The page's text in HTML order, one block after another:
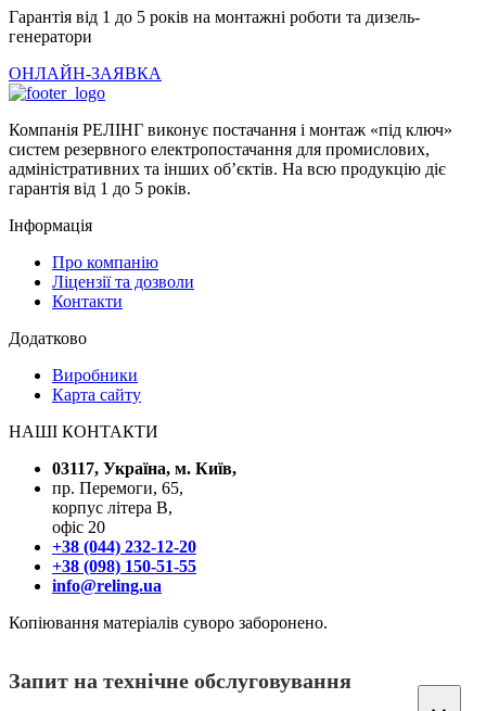
Гарантія від 1 до 5 років на монтажні роботи та дизель-
генератори
ОНЛАЙН-ЗАЯВКА
Компанія РЕЛІНГ виконує постачання і монтаж «під ключ»
систем резервного електропостачання для промислових,
адміністративних та інших об’єктів. На всю продукцію діє
гарантія від 1 до 5 років.
Інформація
Про компанію
Ліцензії та дозволи
Контакти
Додатково
Виробники
Карта сайту
НАШІ КОНТАКТИ
03117, Україна, м. Київ,
пр. Перемоги, 65,
корпус літера В,
офіс 20
+38 (044) 232-12-20
+38 (098) 150-51-55
info@reling.ua
Копіювання матеріалів суворо заборонено.
Запит на технічне обслуговування